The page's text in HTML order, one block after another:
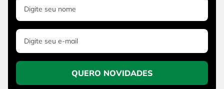
QUERO NOVIDADES